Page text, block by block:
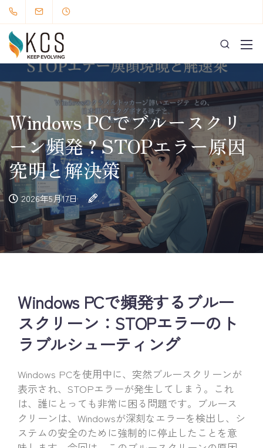
Windows PCでブルースクリ
ーン頻発？STOPエラー原因
究明と解決策
2026年5月17日
Windows PCで頻発するブルー
スクリーン：STOPエラーのト
ラブルシューティング
Windows PCを使用中に、突然ブルースクリーンが
表示され、STOPエラーが発生してしまう。これ
は、誰にとっても非常に困る問題です。ブルース
クリーンは、Windowsが深刻なエラーを検出し、シ
ステムの安全のために強制的に停止したことを意